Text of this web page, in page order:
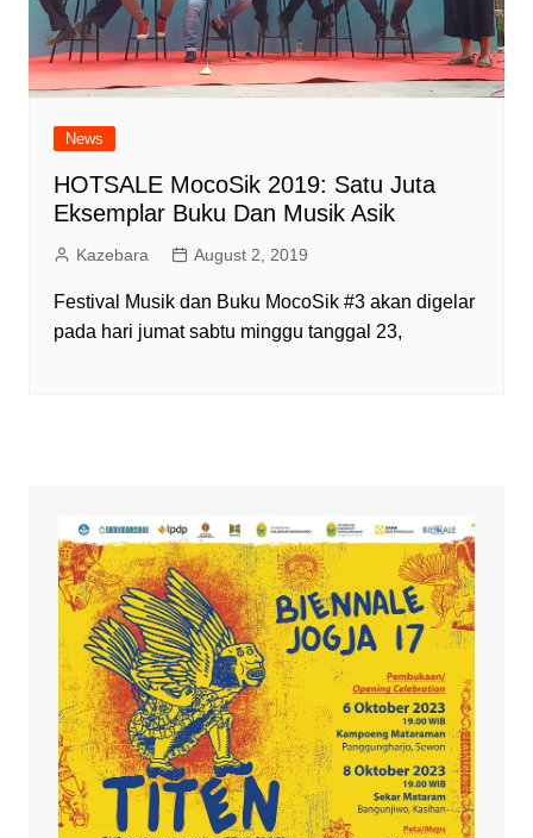
News
HOTSALE MocoSik 2019: Satu Juta
Eksemplar Buku Dan Musik Asik
Kazebara August 2, 2019
Festival Musik dan Buku MocoSik #3 akan digelar
pada hari jumat sabtu minggu tanggal 23,